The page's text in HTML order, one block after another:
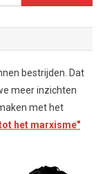
naar:
bestrijden. Dat
meer inzichten
met het
het marxisme"